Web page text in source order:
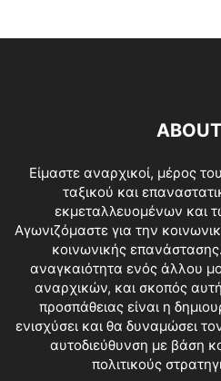
Είμαστε αναρχικοί, μέρος
ταξικού και
εκμεταλλευομένων και
Αγωνιζόμαστε για την
κοινωνικής
αναγκαιότητα ενός άλλου
αναρχικών, και σκοπός
προσπάθειας είναι η
ενισχύσει και θα δυναμώσει
αυτοδιεύθυνση με βάση
πολιτικούς